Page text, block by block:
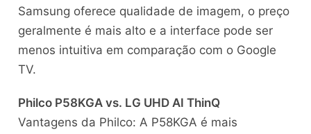
Samsung oferece qualidade de imagem, o preço
geralmente é mais alto e a interface pode ser
menos intuitiva em comparação com o Google
TV.
Philco P58KGA vs. LG UHD AI ThinQ
Vantagens da Philco: A P58KGA é mais